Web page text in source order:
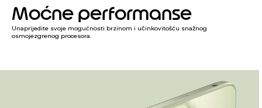
Moćne performanse
Unaprijedite svoje mogućnosti brzinom i učinkovitošću snažnog
osmojezgrenog procesora.